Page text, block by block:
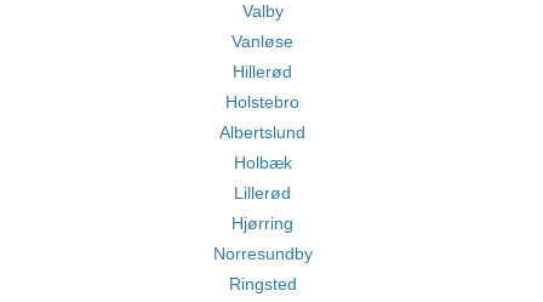
Valby
Vanløse
Hillerød
Holstebro
Albertslund
Holbæk
Lillerød
Hjørring
Norresundby
Ringsted